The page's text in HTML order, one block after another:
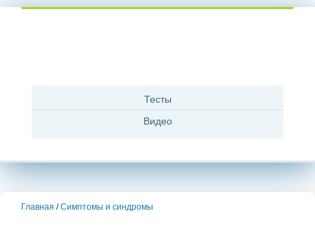
Тесты
Видео
Главная / Симптомы и синдромы